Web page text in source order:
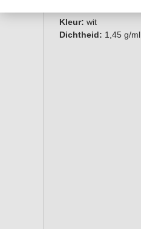
Kleur: wit
Dichtheid: 1,45 g/ml